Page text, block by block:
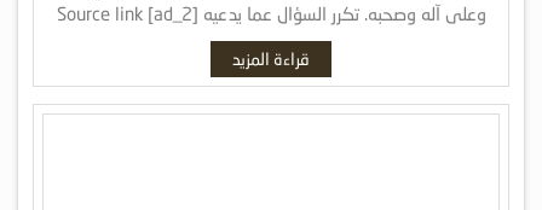
وعلى آله وصحبه. تكرر السؤال عما يدعيه [ad_2] Source link
قراءة المزيد